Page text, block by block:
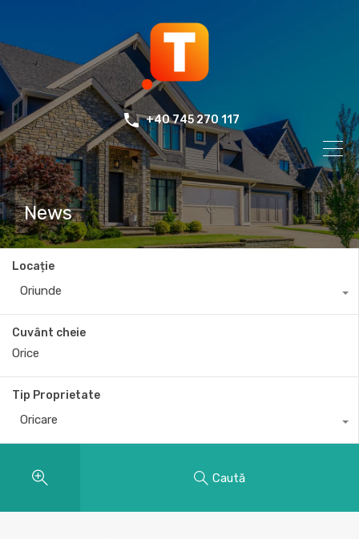
+40 745 270 117
News
Locație
Oriunde
Cuvânt cheie
Tip Proprietate
Oricare
Caută